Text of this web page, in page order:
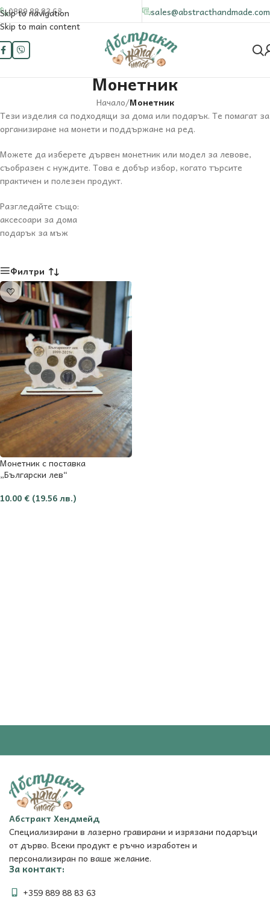
Skip to navigation
Skip to main content
0889 88 83 63 sales@abstracthandmade.com
Монетник
Начало/Монетник
Тези изделия са подходящи за дома или подарък. Те помагат за
организиране на монети и поддържане на ред.
Можете да изберете дървен монетник или модел за левове,
съобразен с нуждите. Това е добър избор, когато търсите
практичен и полезен продукт.
Разгледайте също:
аксесоари за дома
подарък за мъж
Филтри
Монетник с поставка
„Български лев“
10.00 € (19.56 лв.)
Абстракт Хендмейд
Специализирани в лазерно гравирани и изрязани подаръци
от дърво. Всеки продукт е ръчно изработен и
персонализиран по ваше желание.
За контакт:
+359 889 88 83 63